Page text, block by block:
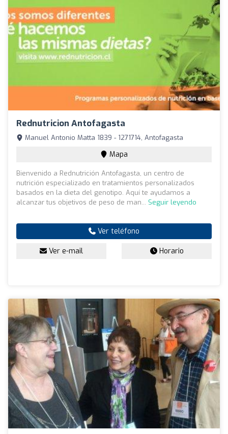
Rednutricion Antofagasta
Manuel Antonio Matta 1839 - 1271714, Antofagasta
Mapa
Bienvenido a Rednutrición Antofagasta, un centro de
nutrición especializado en tratamientos personalizados
basados en la dieta del genotipo. Aquí te ayudamos a
alcanzar tus objetivos de peso de man... Seguir leyendo
Ver teléfono
Ver e-mail Horario